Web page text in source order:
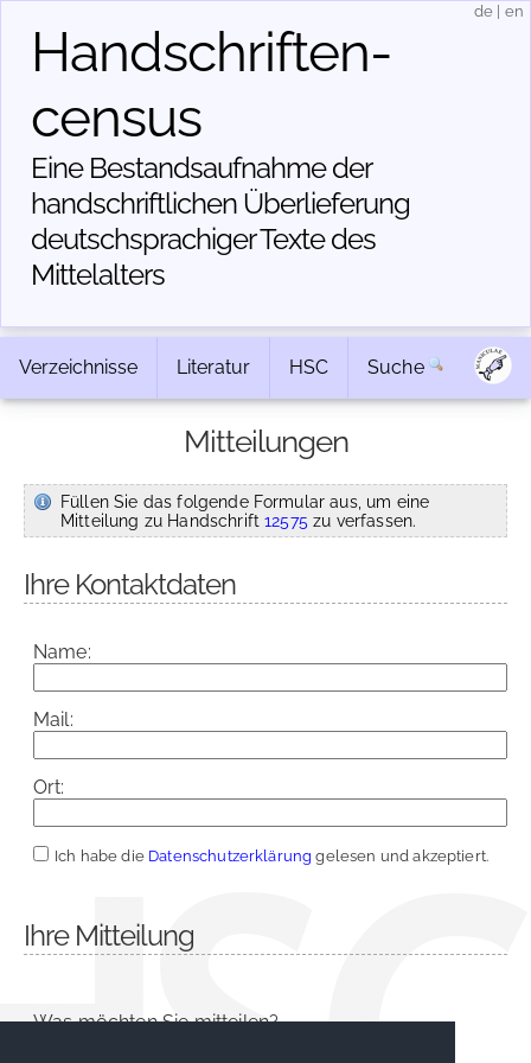
Handschriften­
census
Eine Bestandsaufnahme der
handschriftlichen Über­lieferung
deutschsprachiger Texte des
Mittelalters
de en
Verzeichnisse Literatur HSC Suche
Mitteilungen
Füllen Sie das folgende Formular aus, um eine
Mitteilung zu Handschrift12575 zu verfassen.
Ihre Kontaktdaten
Name:
Mail:
Ort:
Ich habe die Datenschutzerklärung gelesen und akzeptiert.
Ihre Mitteilung
Was möchten Sie mitteilen?